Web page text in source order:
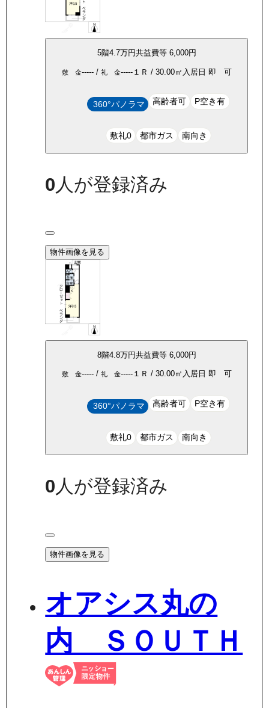
5階4.7万円共益費等 6,000円
敷 金-----/ 礼 金-----１Ｒ / 30.00㎡ 入居日 即 可
360°パノラマ 高齢者可 P空き有
敷礼0 都市ガス 南向き
0 人が登録済み
物件画像を見る
8階4.8万円共益費等 6,000円
敷 金-----/ 礼 金-----１Ｒ / 30.00㎡ 入居日 即 可
360°パノラマ 高齢者可 P空き有
敷礼0 都市ガス 南向き
0人が登録済み
物件画像を見る
オアシス丸の
内 ＳＯＵＴＨ